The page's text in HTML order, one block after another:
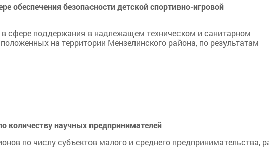
обеспечения безопасности детской спортивно-игровой
в сфере поддержания в надлежащем техническом и санитарном
на территории Мензелинского района, по результатам
количеству научных предпринимателей
по числу субъектов малого и среднего предпринимательства,